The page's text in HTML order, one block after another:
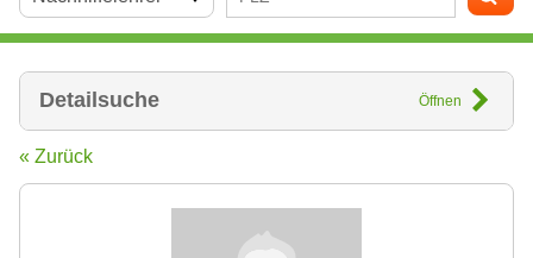
Detailsuche Öffnen
« Zurück